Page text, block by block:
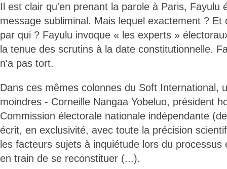
Il est clair qu'en prenant la parole à Paris, Fayulu
message subliminal. Mais lequel exactement ? Et
par qui ? Fayulu invoque « les experts »
la tenue des scrutins à la date constitutionnelle.
n'a pas tort.
Dans ces mêmes colonnes du Soft International,
moindres - Corneille Nangaa Yobeluo, président
Commission électorale nationale indépendante
écrit, en exclusivité, avec toute la précision
les facteurs sujets à inquiétude lors du processus
en train de se reconstituer (...).